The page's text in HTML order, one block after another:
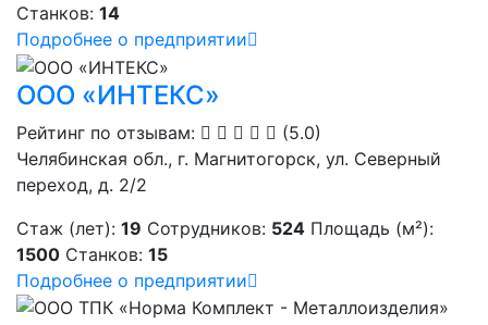
Станков: 14
Подробнее о предприятии
ООО «ИНТЕКС»
Рейтинг по отзывам:
(5.0)
Челябинская обл., г. Магнитогорск, ул. Северный
переход, д. 2/2
Стаж (лет): 19 Сотрудников: 524 Площадь (м²):
1500 Станков: 15
Подробнее о предприятии